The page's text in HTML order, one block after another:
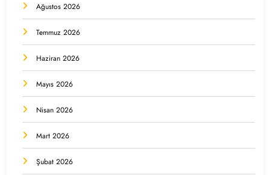
Ağustos 2026
Temmuz 2026
Haziran 2026
Mayıs 2026
Nisan 2026
Mart 2026
Şubat 2026